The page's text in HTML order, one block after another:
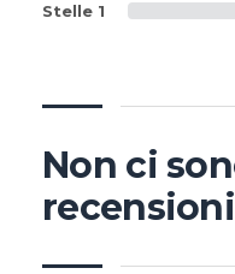
Stelle 1
Non ci